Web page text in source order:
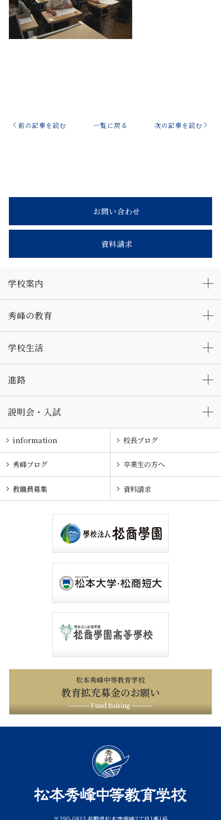
前の記事を読む 一覧に戻る 次の記事を読む
お問い合わせ
資料請求
学校案内
秀峰の教育
学校生活
進路
説明会・入試
information 校長ブログ
秀峰ブログ 卒業生の方へ
教職員募集 資料請求
松本秀峰中等教育学校
教育拡充募金のお願い
Fund Raising